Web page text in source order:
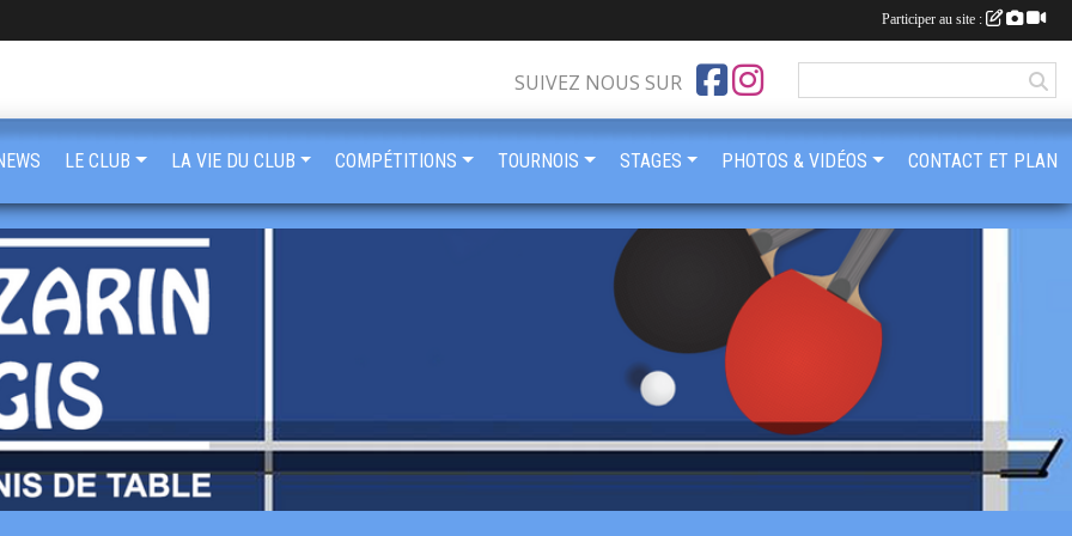
SUIVEZ NOUS SUR
LE CLUB LA VIE DU CLUB COMPÉTITIONS TOURNOIS STAGES PHOTOS & VIDÉOS CONTACT ET PLAN
Participer au site :